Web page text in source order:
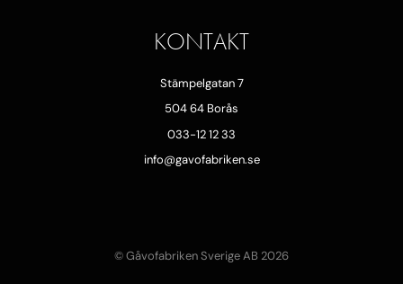
KONTAKT
Stämpelgatan 7
504 64 Borås
033-12 12 33
info@gavofabriken.se
© Gåvofabriken Sverige AB 2026